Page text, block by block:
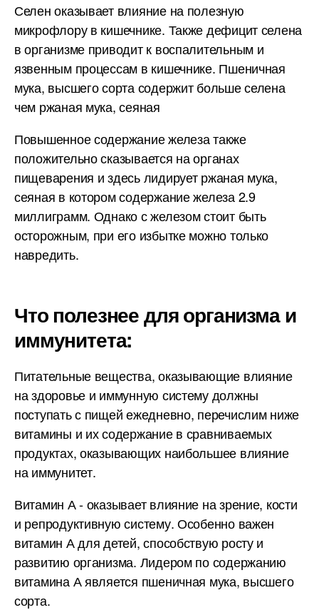
Селен оказывает влияние на полезную
микрофлору в кишечнике. Также дефицит селена
в организме приводит к воспалительным и
язвенным процессам в кишечнике. Пшеничная
мука, высшего сорта содержит больше селена
чем ржаная мука, сеяная
Повышенное содержание железа также
положительно сказывается на органах
пищеварения и здесь лидирует ржаная мука,
сеяная в котором содержание железа 2.9
миллиграмм. Однако с железом стоит быть
осторожным, при его избытке можно только
навредить.
Что полезнее для организма и
иммунитета:
Питательные вещества, оказывающие влияние
на здоровье и иммунную систему должны
поступать с пищей ежедневно, перечислим ниже
витамины и их содержание в сравниваемых
продуктах, оказывающих наибольшее влияние
на иммунитет.
Витамин А - оказывает влияние на зрение, кости
и репродуктивную систему. Особенно важен
витамин А для детей, способствую росту и
развитию организма. Лидером по содержанию
витамина А является пшеничная мука, высшего
сорта.